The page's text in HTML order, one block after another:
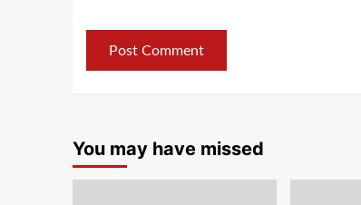
You may have missed